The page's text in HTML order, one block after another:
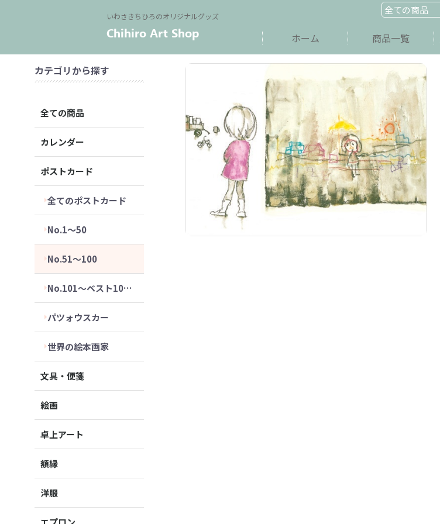
いわさきちひろのオリジナルグッズ
ホーム 商品一覧
カテゴリから探す
全ての商品
カレンダー
ポストカード
全てのポストカード
No.1～50
No.51～100
No.101～ベスト10セット
パツォウスカー
世界の絵本画家
文具・便箋
絵画
卓上アート
額縁
洋服